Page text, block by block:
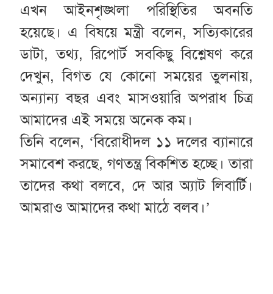
এখন আইনশৃঙ্খলা পরিস্থিতির অবনতি
হয়েছে। এ বিষয়ে মন্ত্রী বলেন, সত্যিকারের
ডাটা, তথ্য, রিপোর্ট সবকিছু বিশ্লেষণ করে
দেখুন, বিগত যে কোনো সময়ের তুলনায়,
অন্যান্য বছর এবং মাসওয়ারি অপরাধ চিত্র
আমাদের এই সময়ে অনেক কম।
তিনি বলেন, ‘বিরোধীদল ১১ দলের ব্যানারে
সমাবেশ করছে, গণতন্ত্র বিকশিত হচ্ছে। তারা
তাদের কথা বলবে, দে আর অ্যাট লিবার্টি।
আমরাও আমাদের কথা মাঠে বলব।’